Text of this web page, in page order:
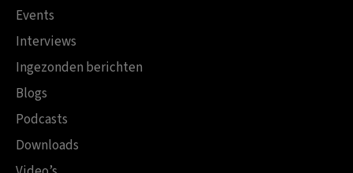
Events
Interviews
Ingezonden berichten
Blogs
Podcasts
Downloads